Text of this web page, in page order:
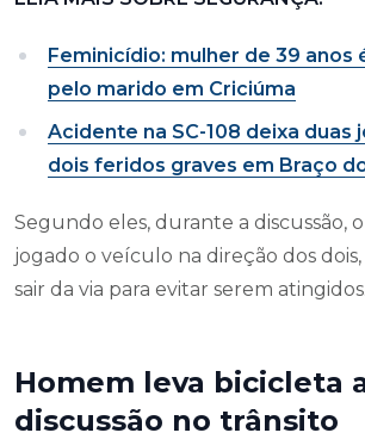
Feminicídio: mulher de 39 anos
pelo marido em Criciúma
Acidente na SC-108 deixa duas
dois feridos graves em Braço
Segundo eles, durante a discussão,
jogado o veículo na direção dos
sair da via para evitar serem atingidos.
Homem leva bicicleta
discussão no trânsito